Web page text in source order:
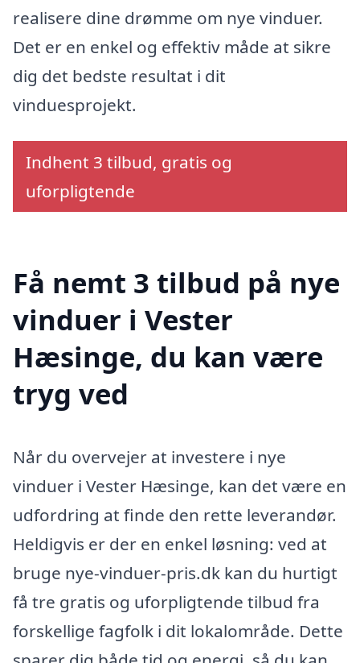
realisere dine drømme om nye vinduer.
Det er en enkel og effektiv måde at sikre
dig det bedste resultat i dit
vinduesprojekt.
Indhent 3 tilbud, gratis og
uforpligtende
Få nemt 3 tilbud på nye
vinduer i Vester
Hæsinge, du kan være
tryg ved
Når du overvejer at investere i nye
vinduer i Vester Hæsinge, kan det være en
udfordring at finde den rette leverandør.
Heldigvis er der en enkel løsning: ved at
bruge nye-vinduer-pris.dk kan du hurtigt
få tre gratis og uforpligtende tilbud fra
forskellige fagfolk i dit lokalområde. Dette